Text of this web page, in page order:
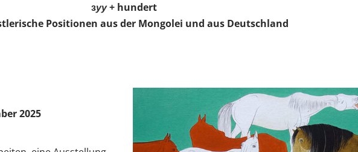
зуу+ hundert
Positionen aus der Mongolei und aus Deutschland
2025